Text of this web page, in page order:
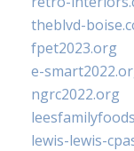
theblvd-
fpet2023.org
e-
ngrc2022.org
lewis-lewis-